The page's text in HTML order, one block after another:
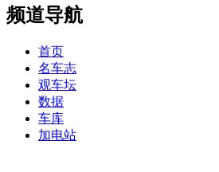
频道导航
首页
名车志
观车坛
数据
车库
加电站